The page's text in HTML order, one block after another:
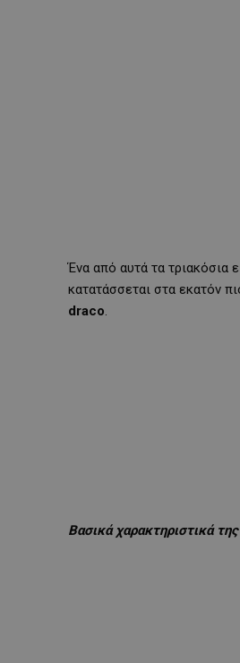
Ένα από αυτά τα τριακόσια
κατατάσσεται στα εκατόν
draco.
Βασικά χαρακτηριστικά